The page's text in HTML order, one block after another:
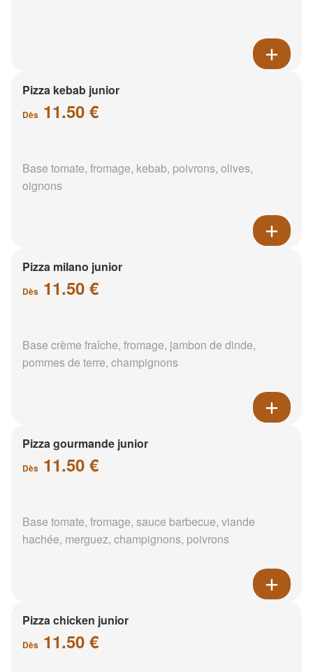
Pizza kebab junior
Dès 11.50 €
Base tomate, fromage, kebab, poivrons, olives,
oignons
Pizza milano junior
Dès 11.50 €
Base crème fraîche, fromage, jambon de dinde,
pommes de terre, champignons
Pizza gourmande junior
Dès 11.50 €
Base tomate, fromage, sauce barbecue, viande
hachée, merguez, champignons, poivrons
Pizza chicken junior
Dès 11.50 €